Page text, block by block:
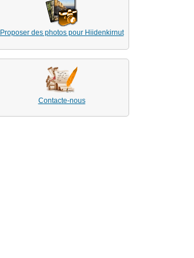
Proposer des photos pour Hiidenkirnut
Contacte-nous